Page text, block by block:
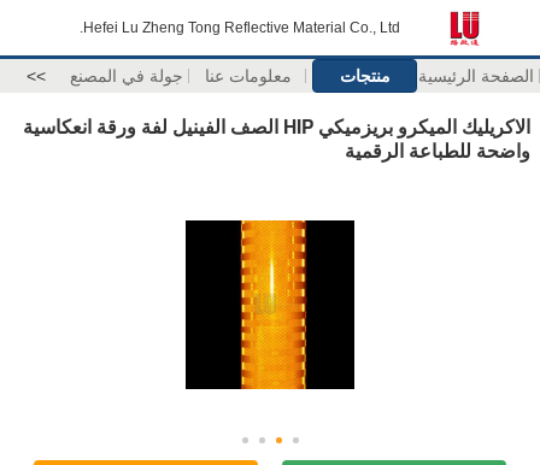
Hefei Lu Zheng Tong Reflective Material Co., Ltd.
الصفحة الرئيسية منتجات معلومات عنا جولة في المصنع >>
الاكريليك الميكرو بريزميكي HIP الصف الفينيل لفة ورقة انعكاسية
واضحة للطباعة الرقمية